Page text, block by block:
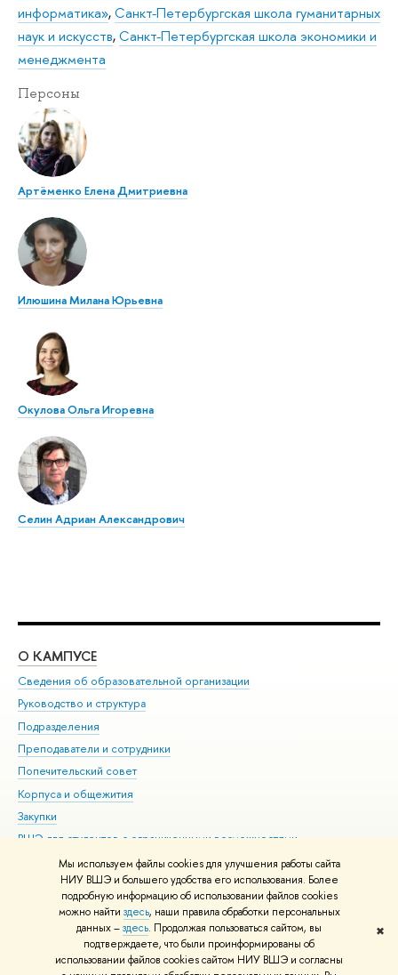
Мы используем файлы cookies для улучшения работы сайта
НИУ ВШЭ и большего удобства его использования. Более
подробную информацию об использовании файлов cookies
можно найти здесь, наши правила обработки персональных
данных –здесь. Продолжая пользоваться сайтом, вы
подтверждаете, что были проинформированы об
использовании файлов cookies сайтом НИУ ВШЭ и согласны
✖
информатика»,Санкт-Петербургская школа гуманитарных
наук и искусств,Санкт-Петербургская школа экономики и
менеджмента
Персоны
Артёменко Елена Дмитриевна
Илюшина Милана Юрьевна
Окулова Ольга Игоревна
Селин Адриан Александрович
О КАМПУСЕ
Сведения об образовательной организации
Руководство и структура
Подразделения
Преподаватели и сотрудники
Попечительский совет
Корпуса и общежития
Закупки
ВШЭ для студентов с ограниченными возможностями
здоровья и инвалидностью
Версия для слабовидящих
Единая платежная страница
© НИУ ВШЭ 1993–2026 Адреса и контакты Условия использования